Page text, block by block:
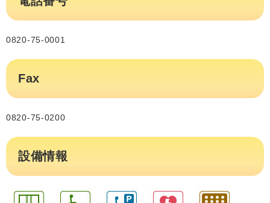
0820-75-0001
Fax
0820-75-0200
設備情報